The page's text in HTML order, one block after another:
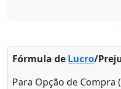
Fórmula de Lucro/
Para Opção de Compra